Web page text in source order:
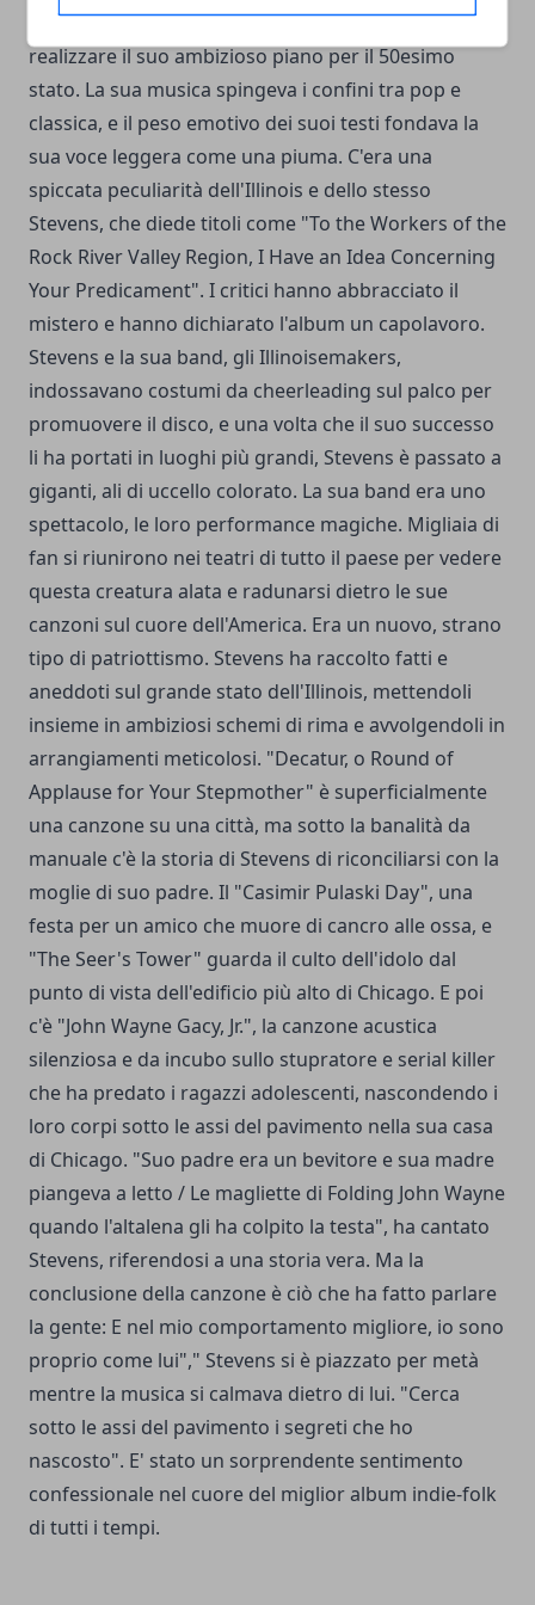
cominciando a sembrare abbastanza brillante da
realizzare il suo ambizioso piano per il 50esimo
stato. La sua musica spingeva i confini tra pop e
classica, e il peso emotivo dei suoi testi fondava la
sua voce leggera come una piuma. C'era una
spiccata peculiarità dell'Illinois e dello stesso
Stevens, che diede titoli come "To the Workers of the
Rock River Valley Region, I Have an Idea Concerning
Your Predicament". I critici hanno abbracciato il
mistero e hanno dichiarato l'album un capolavoro.
Stevens e la sua band, gli Illinoisemakers,
indossavano costumi da cheerleading sul palco per
promuovere il disco, e una volta che il suo successo
li ha portati in luoghi più grandi, Stevens è passato a
giganti, ali di uccello colorato. La sua band era uno
spettacolo, le loro performance magiche. Migliaia di
fan si riunirono nei teatri di tutto il paese per vedere
questa creatura alata e radunarsi dietro le sue
canzoni sul cuore dell'America. Era un nuovo, strano
tipo di patriottismo. Stevens ha raccolto fatti e
aneddoti sul grande stato dell'Illinois, mettendoli
insieme in ambiziosi schemi di rima e avvolgendoli in
arrangiamenti meticolosi. "Decatur, o Round of
Applause for Your Stepmother" è superficialmente
una canzone su una città, ma sotto la banalità da
manuale c'è la storia di Stevens di riconciliarsi con la
moglie di suo padre. Il "Casimir Pulaski Day", una
festa per un amico che muore di cancro alle ossa, e
"The Seer's Tower" guarda il culto dell'idolo dal
punto di vista dell'edificio più alto di Chicago. E poi
c'è "John Wayne Gacy, Jr.", la canzone acustica
silenziosa e da incubo sullo stupratore e serial killer
che ha predato i ragazzi adolescenti, nascondendo i
loro corpi sotto le assi del pavimento nella sua casa
di Chicago. "Suo padre era un bevitore e sua madre
piangeva a letto / Le magliette di Folding John Wayne
quando l'altalena gli ha colpito la testa", ha cantato
Stevens, riferendosi a una storia vera. Ma la
conclusione della canzone è ciò che ha fatto parlare
la gente: E nel mio comportamento migliore, io sono
proprio come lui"," Stevens si è piazzato per metà
mentre la musica si calmava dietro di lui. "Cerca
sotto le assi del pavimento i segreti che ho
nascosto". E' stato un sorprendente sentimento
confessionale nel cuore del miglior album indie-folk
di tutti i tempi.